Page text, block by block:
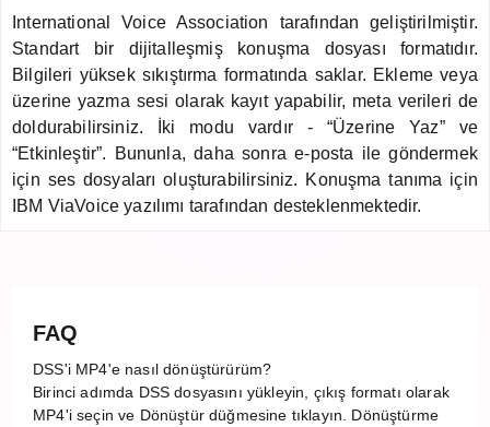
International Voice Association tarafından geliştirilmiştir.
Standart bir dijitalleşmiş konuşma dosyası formatıdır.
Bilgileri yüksek sıkıştırma formatında saklar. Ekleme veya
üzerine yazma sesi olarak kayıt yapabilir, meta verileri de
doldurabilirsiniz. İki modu vardır - “Üzerine Yaz” ve
“Etkinleştir”. Bununla, daha sonra e-posta ile göndermek
için ses dosyaları oluşturabilirsiniz. Konuşma tanıma için
IBM ViaVoice yazılımı tarafından desteklenmektedir.
FAQ
DSS'i MP4'e nasıl dönüştürürüm?
Birinci adımda DSS dosyasını yükleyin, çıkış formatı olarak
MP4'i seçin ve Dönüştür düğmesine tıklayın. Dönüştürme